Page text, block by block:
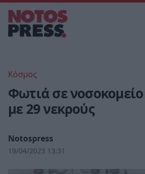
Κόσμος
Φωτιά σε νοσοκομείο
με 29 νεκρούς
Notospress
19/04/2023 13:31